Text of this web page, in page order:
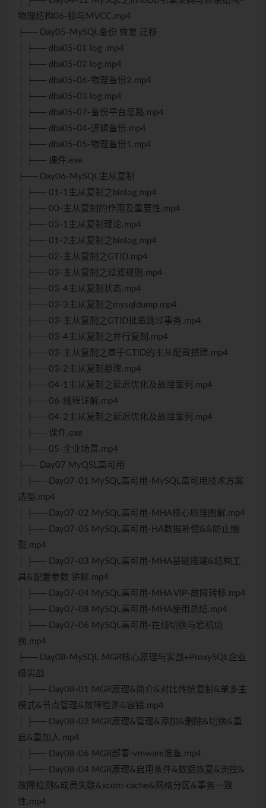
物理结构06-锁与MVCC.mp4
├── Day05-MySQL备份 恢复 迁移
│ ├── dba05-01 log .mp4
│ ├── dba05-02 log.mp4
│ ├── dba05-06-物理备份2.mp4
│ ├── dba05-03 log.mp4
│ ├── dba05-07-备份平台思路.mp4
│ ├── dba05-04-逻辑备份.mp4
│ ├── dba05-05-物理备份1.mp4
│ ├── 课件.exe
├── Day06-MySQL主从复制
│ ├── 01-1主从复制之binlog.mp4
│ ├── 00-主从复制的作用及重要性.mp4
│ ├── 03-1主从复制理论.mp4
│ ├── 01-2主从复制之binlog.mp4
│ ├── 02-主从复制之GTID.mp4
│ ├── 03-主从复制之过滤规则.mp4
│ ├── 03-4主从复制状态.mp4
│ ├── 03-3主从复制之mysqldump.mp4
│ ├── 03-主从复制之GTID批量跳过事务.mp4
│ ├── 03-4主从复制之并行复制.mp4
│ ├── 03-主从复制之基于GTID的主从配置搭建.mp4
│ ├── 03-2主从复制原理.mp4
│ ├── 04-1主从复制之延迟优化及故障案列.mp4
│ ├── 06-线程详解.mp4
│ ├── 04-2主从复制之延迟优化及故障案列.mp4
│ ├── 课件.exe
│ ├── 05-企业场景.mp4
├── Day07 MyQSL高可用
│ ├── Day07-01 MySQL高可用-MySQL高可用技术方案
选型.mp4
│ ├── Day07-02 MySQL高可用-MHA核心原理图解.mp4
│ ├── Day07-05 MySQL高可用-HA数据补偿&&防止脑
裂.mp4
│ ├── Day07-03 MySQL高可用-MHA基础搭建&结构工
具&配置参数 讲解.mp4
│ ├── Day07-04 MySQL高可用-MHA VIP-故障转移.mp4
│ ├── Day07-08 MySQL高可用-MHA使用总结.mp4
│ ├── Day07-06 MySQL高可用-在线切换与宕机切
换.mp4
├── Day08-MySQL MGR核心原理与实战+ProxySQL企业
级实战
│ ├── Day08-01 MGR原理&简介&对比传统复制&单多主
模式&节点管理&故障检测&容错.mp4
│ ├── Day08-02 MGR原理&管理&添加&删除&切换&重
启&重加入.mp4
│ ├── Day08-06 MGR部署-vmware准备.mp4
│ ├── Day08-04 MGR原理&启用条件&数据恢复&流控&
故障检测&成员失联&xcom-cache&网络分区&事务一致
性.mp4